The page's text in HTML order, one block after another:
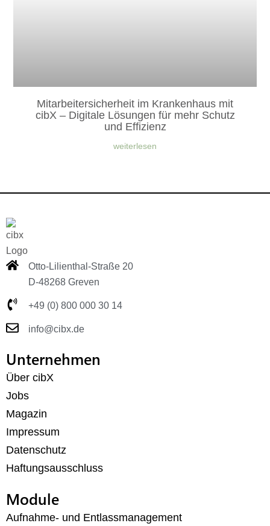
Mitarbeitersicherheit im Krankenhaus mit
cibX – Digitale Lösungen für mehr Schutz
und Effizienz
weiterlesen
Otto-Lilienthal-Straße 20
D-48268 Greven
+49 (0) 800 000 30 14
info@cibx.de
Unternehmen
Über cibX
Jobs
Magazin
Impressum
Datenschutz
Haftungsausschluss
Module
Aufnahme- und Entlassmanagement